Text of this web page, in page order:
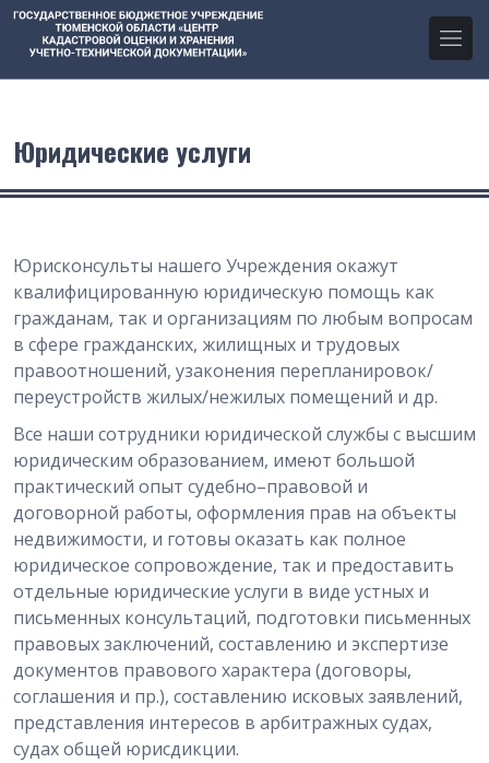
Юридические услуги
Юрисконсульты нашего Учреждения окажут
квалифицированную юридическую помощь как
гражданам, так и организациям по любым вопросам
в сфере гражданских, жилищных и трудовых
правоотношений, узаконения перепланировок/
переустройств жилых/нежилых помещений и др.
Все наши сотрудники юридической службы с высшим
юридическим образованием, имеют большой
практический опыт судебно–правовой и
договорной работы, оформления прав на объекты
недвижимости, и готовы оказать как полное
юридическое сопровождение, так и предоставить
отдельные юридические услуги в виде устных и
письменных консультаций, подготовки письменных
правовых заключений, составлению и экспертизе
документов правового характера (договоры,
соглашения и пр.), составлению исковых заявлений,
представления интересов в арбитражных судах,
судах общей юрисдикции.